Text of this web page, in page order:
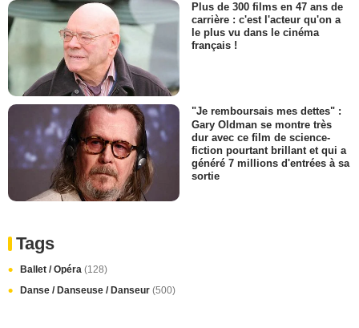
Plus de 300 films en 47 ans de
carrière : c'est l'acteur qu'on a
le plus vu dans le cinéma
français !
"Je remboursais mes dettes" :
Gary Oldman se montre très
dur avec ce film de science-
fiction pourtant brillant et qui a
généré 7 millions d'entrées à sa
sortie
Tags
Ballet / Opéra (128)
Danse / Danseuse / Danseur (500)